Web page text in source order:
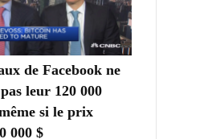
de Facebook ne
leur 120 000
si le prix
000 $